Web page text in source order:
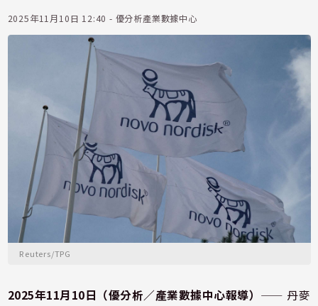
2025年11月10日 12:40 - 優分析產業數據中心
Reuters/TPG
2025年11月10日（優分析／產業數據中心報導） ⸺ 丹麥